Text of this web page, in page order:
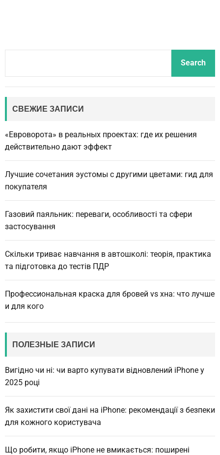
a
Search
СВЕЖИЕ ЗАПИСИ
«Евроворота» в реальных проектах: где их решения
действительно дают эффект
Лучшие сочетания эустомы с другими цветами: гид для
покупателя
Газовий паяльник: переваги, особливості та сфери
застосування
Скільки триває навчання в автошколі: теорія, практика
та підготовка до тестів ПДР
Профессиональная краска для бровей vs хна: что лучше
и для кого
ПОЛЕЗНЫЕ ЗАПИСИ
Вигідно чи ні: чи варто купувати відновлений iPhone у
2025 році
Як захистити свої дані на iPhone: рекомендації з безпеки
для кожного користувача
Що робити, якщо iPhone не вмикається: поширені